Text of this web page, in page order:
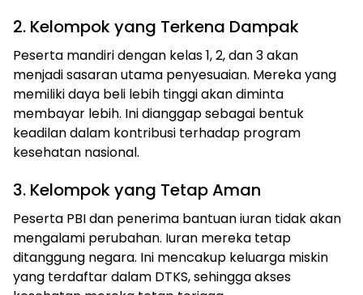
2. Kelompok yang Terkena Dampak
Peserta mandiri dengan kelas 1, 2, dan 3 akan
menjadi sasaran utama penyesuaian. Mereka yang
memiliki daya beli lebih tinggi akan diminta
membayar lebih. Ini dianggap sebagai bentuk
keadilan dalam kontribusi terhadap program
kesehatan nasional.
3. Kelompok yang Tetap Aman
Peserta PBI dan penerima bantuan iuran tidak akan
mengalami perubahan. Iuran mereka tetap
ditanggung negara. Ini mencakup keluarga miskin
yang terdaftar dalam DTKS, sehingga akses